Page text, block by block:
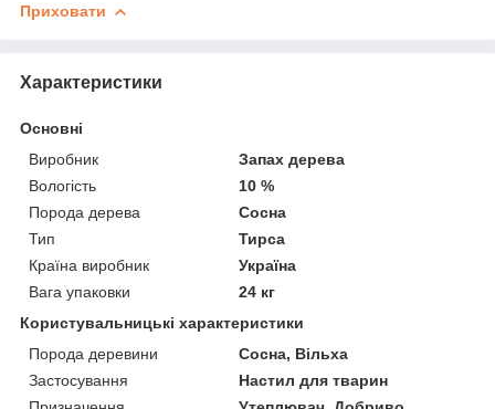
Приховати
Характеристики
Основні
Виробник
Запах дерева
Вологість
10 %
Порода дерева
Сосна
Тип
Тирса
Країна виробник
Україна
Вага упаковки
24 кг
Користувальницькі характеристики
Порода деревини
Сосна, Вільха
Застосування
Настил для тварин